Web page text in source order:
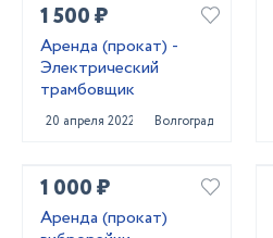
1 500 ₽
Аренда (прокат) -
Электрический
трамбовщик
20 апреля 2022 Волгоград
1 000 ₽
Аренда (прокат)